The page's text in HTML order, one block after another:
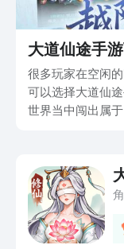
大道仙途手
很多玩家在空闲
可以选择大道仙
世界当中闯出属
择体验该游戏的